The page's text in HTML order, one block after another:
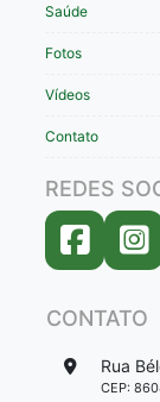
Saúde
Fotos
Vídeos
Contato
REDES
CONTATO
Rua
CEP: